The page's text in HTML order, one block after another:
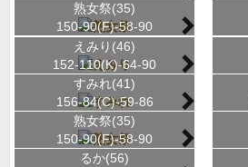
熟女祭(35)
150-90(F)-58-90
えみり(46)
152-110(K)-64-90
すみれ(41)
156-84(C)-59-86
熟女祭(35)
150-90(F)-58-90
るか(56)